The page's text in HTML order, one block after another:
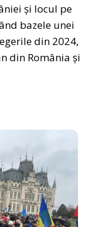
și locul pe
bazele unei
din 2024,
din România și